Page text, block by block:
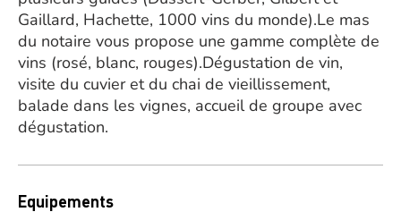
Gaillard, Hachette, 1000 vins du monde).Le mas
du notaire vous propose une gamme complète de
vins (rosé, blanc, rouges).Dégustation de vin,
visite du cuvier et du chai de vieillissement,
balade dans les vignes, accueil de groupe avec
dégustation.
Equipements